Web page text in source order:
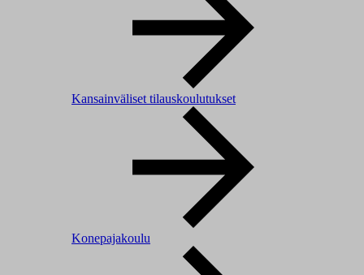
Kansainväliset tilauskoulutukset
Konepajakoulu